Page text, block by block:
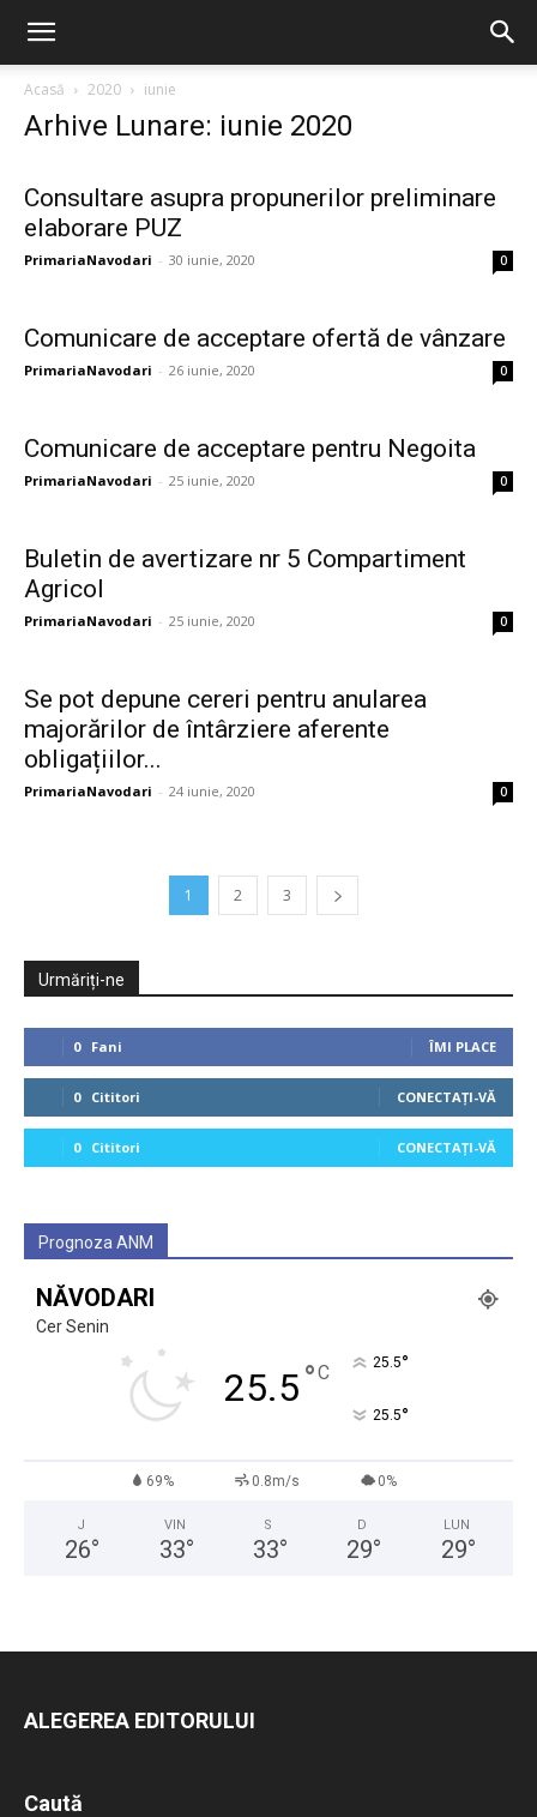
Acasă 2020 iunie
Arhive Lunare: iunie 2020
Consultare asupra propunerilor preliminare
elaborare PUZ
PrimariaNavodari - 30 iunie, 2020 0
Comunicare de acceptare ofertă de vânzare
PrimariaNavodari - 26 iunie, 2020 0
Comunicare de acceptare pentru Negoita
PrimariaNavodari - 25 iunie, 2020 0
Buletin de avertizare nr 5 Compartiment
Agricol
PrimariaNavodari - 25 iunie, 2020 0
Se pot depune cereri pentru anularea
majorărilor de întârziere aferente
obligațiilor...
PrimariaNavodari - 24 iunie, 2020 0
1 2 3
Urmăriți-ne
0 Fani ÎMI PLACE
0 Cititori CONECTAȚI-VĂ
0 Cititori CONECTAȚI-VĂ
Prognoza ANM
NĂVODARI
Cer Senin
25.5°C 25.5°
25.5°
69% 0.8m/s 0%
J
26°
VIN
33°
S
33°
D
29°
LUN
29°
ALEGEREA EDITORULUI
Caută